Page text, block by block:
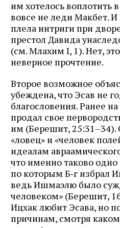
им хотелось воплотить
вовсе не леди Макбет. И
плела интриги при
престол Давида
(см. Млахим I, 1). Нет,
неверное прочтение.
Второе возможное
убеждена, что Эсав не
благословения. Ранее
продал свое
им (Берешит, 25:31–34).
«ловец» и «человек
идеалам
что именно таково одно
по которым Б‑г избрал
ведь Ишмаэлю было
человеком» (Берешит,
Ицхак любит Эсава, но
причинам, смотря